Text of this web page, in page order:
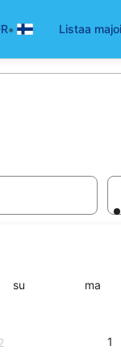
• Listaa
susunnuntai ma
1